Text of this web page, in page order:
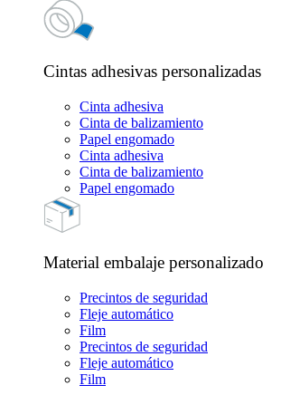
Cintas adhesivas personalizadas
Cinta adhesiva
Cinta de balizamiento
Papel engomado
Cinta adhesiva
Cinta de balizamiento
Papel engomado
Material embalaje personalizado
Precintos de seguridad
Fleje automático
Film
Precintos de seguridad
Fleje automático
Film